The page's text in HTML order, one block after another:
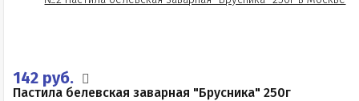
142 руб.
Пастила белевская заварная "Брусника" 250г